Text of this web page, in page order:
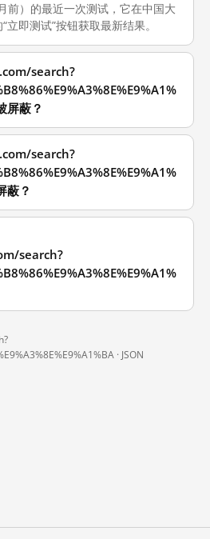
前）的最近一次测试，它在中国大
即测试”按钮获取最新结果。
search?
屏蔽？
search?
蔽？
search?
· JSON